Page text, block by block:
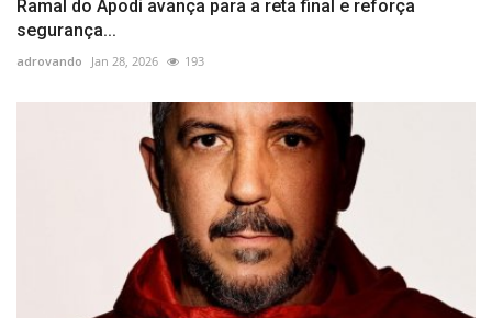
Ramal do Apodi avança para a reta final e reforça
segurança...
adrovando Jan 28, 2026 193